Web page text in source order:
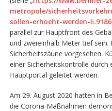
metropole/
sollen-erhoeht-werden-li.9186
parallel zur Hauptfront des
und zweieinhalb Meter tief sein.
Sicherheitszäune vorgesehen.
einer Sicherheitskontrolle durch
Hauptportal geleitet werden.
Am 29. August 2020 hatten in
die Corona-Maßnahmen